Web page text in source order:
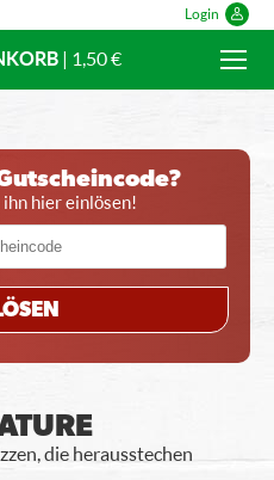
Login
| 1,50 €
hier einlösen!
die herausstechen